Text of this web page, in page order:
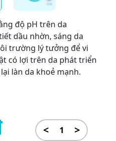
độ pH trên da
dầu nhờn, sáng da
trường lý tưởng để vi
có lợi trên da phát triển
làn da khoẻ mạnh.
< >